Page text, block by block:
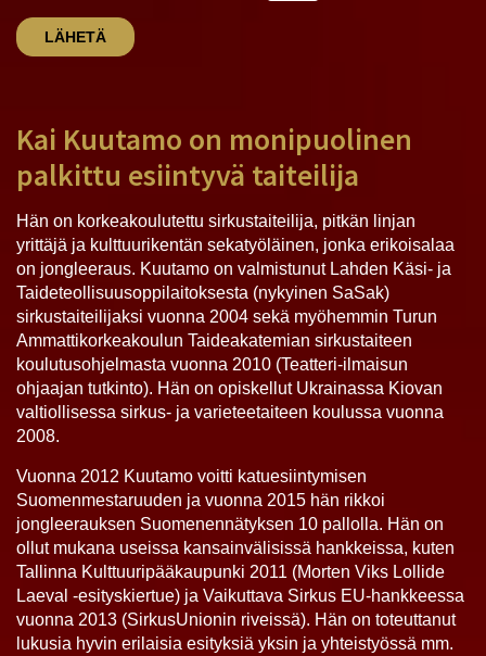
Kai Kuutamo on monipuolinen
palkittu esiintyvä taiteilija
Hän on korkeakoulutettu sirkustaiteilija, pitkän linjan
yrittäjä ja kulttuurikentän sekatyöläinen, jonka erikoisalaa
on jongleeraus. Kuutamo on valmistunut Lahden Käsi- ja
Taideteollisuusoppilaitoksesta (nykyinen SaSak)
sirkustaiteilijaksi vuonna 2004 sekä myöhemmin Turun
Ammattikorkeakoulun Taideakatemian sirkustaiteen
koulutusohjelmasta vuonna 2010 (Teatteri-ilmaisun
ohjaajan tutkinto). Hän on opiskellut Ukrainassa Kiovan
valtiollisessa sirkus- ja varieteetaiteen koulussa vuonna
2008.
Vuonna 2012 Kuutamo voitti katuesiintymisen
Suomenmestaruuden ja vuonna 2015 hän rikkoi
jongleerauksen Suomenennätyksen 10 pallolla. Hän on
ollut mukana useissa kansainvälisissä hankkeissa, kuten
Tallinna Kulttuuripääkaupunki 2011 (Morten Viks Lollide
Laeval -esityskiertue) ja Vaikuttava Sirkus EU-hankkeessa
vuonna 2013 (SirkusUnionin riveissä). Hän on toteuttanut
lukusia hyvin erilaisia esityksiä yksin ja yhteistyössä mm.